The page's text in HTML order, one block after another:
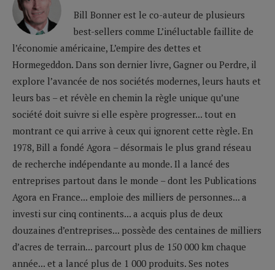
Bill Bonner est le co-auteur de plusieurs
best-sellers comme L’inéluctable faillite de
l’économie américaine, L’empire des dettes et
Hormegeddon. Dans son dernier livre, Gagner ou Perdre, il
explore l’avancée de nos sociétés modernes, leurs hauts et
leurs bas – et révèle en chemin la règle unique qu’une
société doit suivre si elle espère progresser... tout en
montrant ce qui arrive à ceux qui ignorent cette règle. En
1978, Bill a fondé Agora – désormais le plus grand réseau
de recherche indépendante au monde. Il a lancé des
entreprises partout dans le monde – dont les Publications
Agora en France... emploie des milliers de personnes... a
investi sur cinq continents... a acquis plus de deux
douzaines d’entreprises... possède des centaines de milliers
d’acres de terrain... parcourt plus de 150 000 km chaque
année... et a lancé plus de 1 000 produits. Ses notes